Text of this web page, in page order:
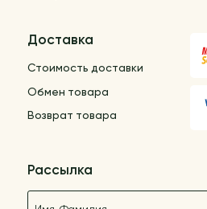
Доставка
Стоимость доставки
Обмен товара
Возврат товара
Рассылка